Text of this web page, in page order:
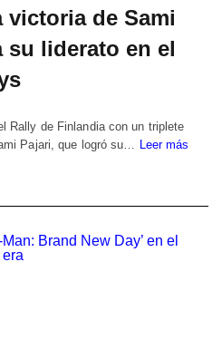
de Sami
su liderato en el
Rally de Finlandia con un triplete
Pajari, que logró su… Leer más